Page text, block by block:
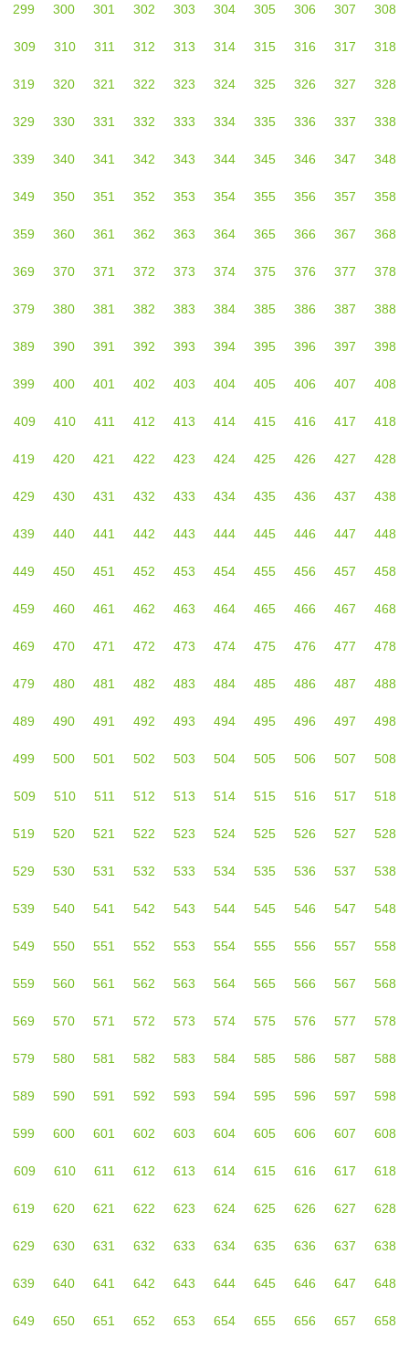
299 300 301 302 303 304 305 306 307 308
309 310 311 312 313 314 315 316 317 318
319 320 321 322 323 324 325 326 327 328
329 330 331 332 333 334 335 336 337 338
339 340 341 342 343 344 345 346 347 348
349 350 351 352 353 354 355 356 357 358
359 360 361 362 363 364 365 366 367 368
369 370 371 372 373 374 375 376 377 378
379 380 381 382 383 384 385 386 387 388
389 390 391 392 393 394 395 396 397 398
399 400 401 402 403 404 405 406 407 408
409 410 411 412 413 414 415 416 417 418
419 420 421 422 423 424 425 426 427 428
429 430 431 432 433 434 435 436 437 438
439 440 441 442 443 444 445 446 447 448
449 450 451 452 453 454 455 456 457 458
459 460 461 462 463 464 465 466 467 468
469 470 471 472 473 474 475 476 477 478
479 480 481 482 483 484 485 486 487 488
489 490 491 492 493 494 495 496 497 498
499 500 501 502 503 504 505 506 507 508
509 510 511 512 513 514 515 516 517 518
519 520 521 522 523 524 525 526 527 528
529 530 531 532 533 534 535 536 537 538
539 540 541 542 543 544 545 546 547 548
549 550 551 552 553 554 555 556 557 558
559 560 561 562 563 564 565 566 567 568
569 570 571 572 573 574 575 576 577 578
579 580 581 582 583 584 585 586 587 588
589 590 591 592 593 594 595 596 597 598
599 600 601 602 603 604 605 606 607 608
609 610 611 612 613 614 615 616 617 618
619 620 621 622 623 624 625 626 627 628
629 630 631 632 633 634 635 636 637 638
639 640 641 642 643 644 645 646 647 648
649 650 651 652 653 654 655 656 657 658